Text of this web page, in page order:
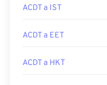
ACDT a IST
ACDT a EET
ACDT a HKT